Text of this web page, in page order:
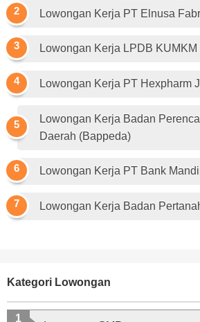
Lowongan Kerja PT Elnusa
Lowongan Kerja LPDB KUMKM
Lowongan Kerja PT Hexpharm
Lowongan Kerja Badan
Daerah (Bappeda)
Lowongan Kerja PT Bank
Lowongan Kerja Badan
Kategori Lowongan